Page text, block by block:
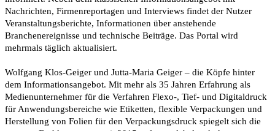
Nachrichten, Firmenreportagen und Interviews findet der Nutzer
Veranstaltungsberichte, Informationen über anstehende
Branchenereignisse und technische Beiträge. Das Portal wird
mehrmals täglich aktualisiert.
Wolfgang Klos-Geiger und Jutta-Maria Geiger – die Köpfe hinter
dem Informationsangebot. Mit mehr als 35 Jahren Erfahrung als
Medienunternehmer für die Verfahren Flexo-, Tief- und Digitaldruck
für Anwendungsbereiche wie Etiketten, flexible Verpackungen und
Herstellung von Folien für den Verpackungsdruck spiegelt sich die